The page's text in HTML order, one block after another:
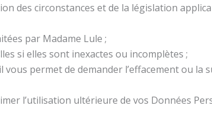
des circonstances et de la législation
par Madame Lule ;
si elles sont inexactes ou incomplètes ;
permet de demander l’effacement ou la
l’utilisation ultérieure de vos Données